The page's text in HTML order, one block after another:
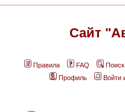
Сайт
Правила FAQ
Поиск
Профиль
Войти